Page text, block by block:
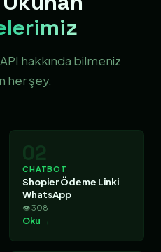
hakkında bilmeniz
her şey.
02
CHATBOT
Shopier Ödeme Linki
WhatsApp
👁 308
Oku →